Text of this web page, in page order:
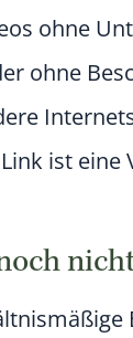
ohne
ohne
Link ist